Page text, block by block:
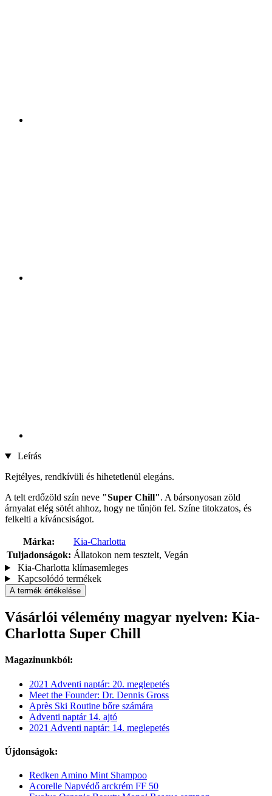
Leírás
Rejtélyes, rendkívüli és hihetetlenül elegáns.
A telt erdőzöld szín neve "Super Chill". A bársonyosan zöld
árnyalat elég sötét ahhoz, hogy ne tűnjön fel. Színe titokzatos, és
felkelti a kíváncsiságot.
Márka:
Kia-Charlotta
Tuljadonságok: Állatokon nem tesztelt, Vegán
Kia-Charlotta klímasemleges
Kapcsolódó termékek
A termék értékelése
Vásárlói vélemény magyar nyelven: Kia-
Charlotta Super Chill
Magazinunkból:
2021 Adventi naptár: 20. meglepetés
Meet the Founder: Dr. Dennis Gross
Après Ski Routine bőre számára
Adventi naptár 14. ajtó
2021 Adventi naptár: 14. meglepetés
Újdonságok:
Redken Amino Mint Shampoo
Acorelle Napvédő arckrém FF 50